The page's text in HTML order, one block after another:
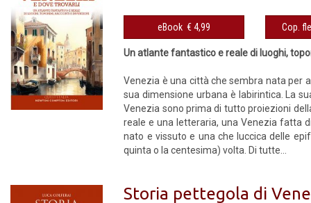
eBook € 4,99
Un atlante fantastico e reale di luoghi,
Venezia è una città che sembra nata per
sua dimensione urbana è labirintica. La
Venezia sono prima di tutto proiezioni
reale e una letteraria, una Venezia fatta
nato e vissuto e una che luccica delle
quinta o la centesima) volta. Di tutte...
Storia pettegola di